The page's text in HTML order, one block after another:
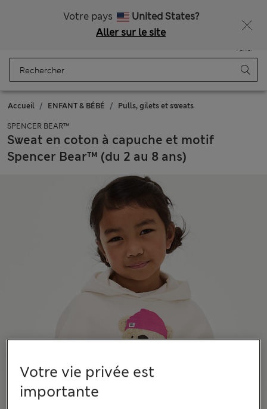
Votre pays
United States?
Aller sur le site
Panier
Accueil ENFANT & BÉBÉ Pulls, gilets et sweats
SPENCER BEAR™
Sweat en coton à capuche et motif
Spencer Bear™ (du 2 au 8 ans)
Votre vie privée est
importante